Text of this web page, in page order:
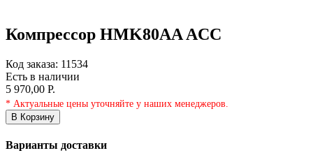
Компрессор HMK80AA ACC
Код заказа: 11534
Есть в наличии
5 970,00 Р.
* Актуальные цены уточняйте у наших менеджеров.
В Корзину
Варианты доставки